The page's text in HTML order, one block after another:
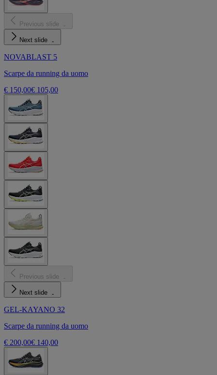
Previous slide
Next slide
NOVABLAST 5
Scarpe da running da uomo
€ 150,00€ 105,00
Previous slide
Next slide
GEL-KAYANO 32
Scarpe da running da uomo
€ 200,00€ 140,00